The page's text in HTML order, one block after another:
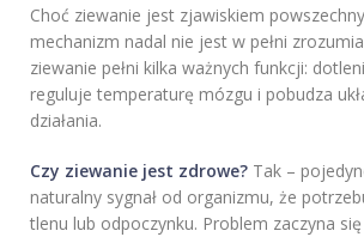
Choć ziewanie jest zjawiskiem
mechanizm nadal nie jest w pełni
ziewanie pełni kilka ważnych funkcji:
reguluje temperaturę mózgu i pobudza
działania.
Czy ziewanie jest zdrowe? Tak –
naturalny sygnał od organizmu, że
tlenu lub odpoczynku. Problem zaczyna